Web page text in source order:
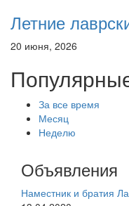
Летние
20 июня, 2026
За все время
Месяц
Неделю
Объявления
Наместник и братия